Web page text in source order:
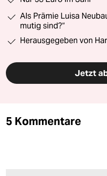
Als Prämie Luisa
mutig sind?“
Herausgegeben von
Jetzt
5 Kommentare